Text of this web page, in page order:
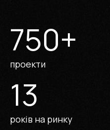
750+
проекти
13
років на ринку